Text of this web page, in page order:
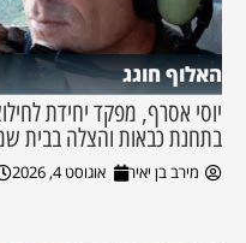
האלוף חוגג
יוסי אסרף, מפקד יחידת
בתחנת כבאות והצלה בבית
מירב בן יאיר אוגוסט 4, 2026